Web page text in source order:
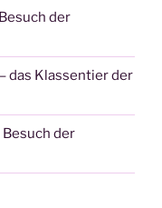
der
das Klassentier der
der